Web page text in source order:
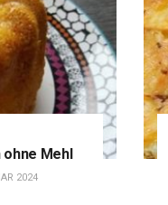
ohne Mehl
2024